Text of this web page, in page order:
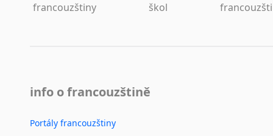
francouzštiny
škol
info o francouzštině
Portály francouzštiny